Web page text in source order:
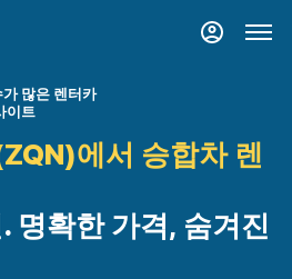
많은 렌터카
이트
에서 승합차 렌
명확한 가격, 숨겨진